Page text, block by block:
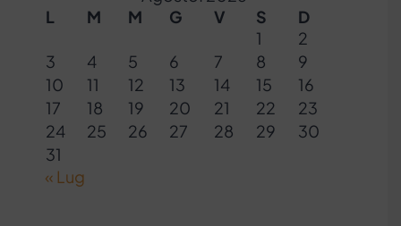
L
M M G V S
D
1
2
3
4 5 6 7 8
9
10
11 12 13 14 15
16
17
18 19 20 21 22
23
24
25 26 27 28 29
30
31
« Lug